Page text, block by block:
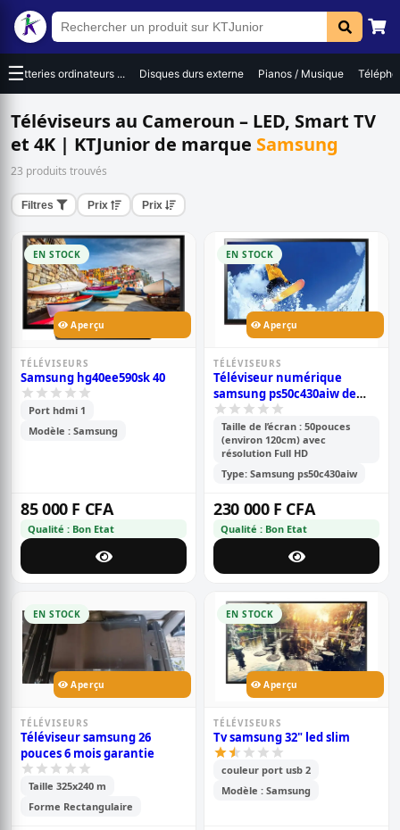
☰
Batteries ordinateurs ... Disques durs externe Pianos / Musique
Téléviseurs au Cameroun – LED, Smart TV
et 4K | KTJunior de marque Samsung
23 produits trouvés
Filtres Prix Prix
EN STOCK
Aperçu
TÉLÉVISEURS
Samsung hg40ee590sk 40
Port hdmi 1
Modèle : Samsung
85 000 F CFA
Qualité : Bon Etat
EN STOCK
Aperçu
TÉLÉVISEURS
Téléviseur numérique
samsung ps50c430aiw de
50\'\' pouces ;120cm de
longueur ,full hd (1080p) -
garantie 6 mois
Taille de l’écran : 50pouces
(environ 120cm) avec
résolution Full HD
Type: Samsung ps50c430aiw
230 000 F CFA
Qualité : Bon Etat
EN STOCK
Aperçu
TÉLÉVISEURS
Téléviseur samsung 26
pouces 6 mois garantie
Taille 325x240 m
Forme Rectangulaire
EN STOCK
Aperçu
TÉLÉVISEURS
Tv samsung 32" led slim
couleur port usb 2
Modèle : Samsung